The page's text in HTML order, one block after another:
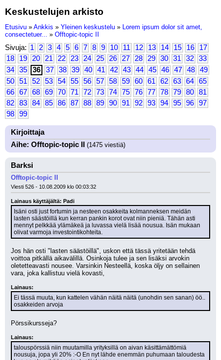
Keskustelujen arkisto
Etusivu » Ankkis » Yleinen keskustelu » Lorem ipsum dolor sit amet,
consectetuer... » Offtopic-topic II
Sivuja: 1 2 3 4 5 6 7 8 9 10 11 12 13 14 15 16
17
18
19 20 21 22 23 24 25 26 27 28 29 30 31 32
33
34
35 36 37 38 39 40 41 42 43 44 45 46 47 48
49
50
51 52 53 54 55 56 57 58 59 60 61 62 63 64
65
66
67 68 69 70 71 72 73 74 75 76 77 78 79 80
81
82
83 84 85 86 87 88 89 90 91 92 93 94 95 96
97
98
99
Kirjoittaja
Aihe: Offtopic-topic II
(1475 viestiä)
Barksi
Offtopic-topic II
Viesti 526 - 10.08.2009 klo 00:03:32
Lainaus käyttäjältä: Padi
Isäni osti just fortumin ja nesteen osakkeita kolmanneksen meidän
lasten säästöillä kun kerran pankin korot ovat niin pieniä. Tähän asti
mennyt pelkkää ylämäkeä ja luvassa vielä lisää nousua. Isän mukaan
olivat varmoja investointikohteita.
Jos hän osti "lasten säästöillä", uskon että tässä yritetään tehdä
voittoa pitkällä aikavälillä. Osinkoja tulee ja sen lisäksi arvokin
oletetteavasti nousee. Varsinkin Nesteellä, koska öljy on sellainen
vara, joka kallistuu vielä kovasti,
Lainaus:
Ei tässä muuta, kun kattelen vähän näitä näitä (unohdin sen sanan) öö..
osakkeiden arvoja
Pörssikursseja?
Lainaus:
talouspörssiä niin muutamilla yrityksillä on aivan käsittämättömiä
nousuja, jopa yli 20% :-O En nyt lähde enemmän puhumaan taloudesta